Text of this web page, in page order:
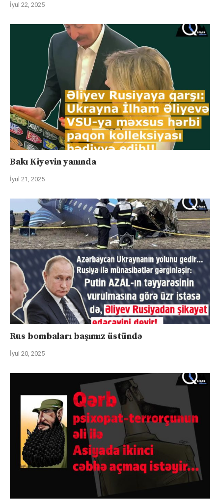
İyul 22, 2025
Bakı Kiyevin yanında
İyul 21, 2025
Rus bombaları başımız üstündə
İyul 20, 2025